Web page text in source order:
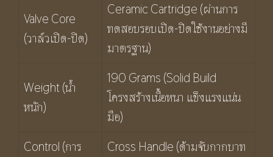
Valve Core
(วาล์วเปิด-ปิด)
Ceramic Cartridge (ผ่านการ
ทดสอบรอบเปิด-ปิดใช้งานอย่างมี
มาตรฐาน)
Weight (น้ำ
หนัก)
190 Grams (Solid Build
โครงสร้างเนื้อหนา แข็งแรงแน่น
มือ)
Control (การ
Cross Handle (ด้ามจับกากบาท